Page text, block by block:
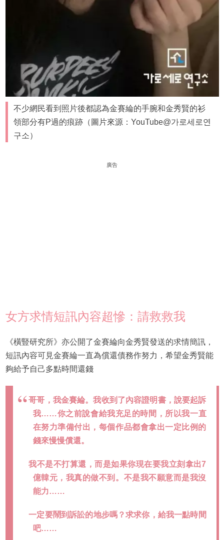
不少網民看到照片後都認為金賽綸的手腕和金秀賢的衫
領部分有P過的痕跡（圖片來源：YouTube@가로세로연
구소）
廣告
女方求情短訊內容超慘：請救救我
《橫豎研究所》亦公開了金賽綸向金秀賢發送的求情簡訊，
短訊內容可見金賽綸一直為償還債務作努力，希望金秀賢能
夠給予自己多點時間還錢
哥哥，我金賽綸。我收到了內容證明書，說要起訴
我……你之前說會給我充足的時間，所以我一直
在努力準備付出，每個作品都會拿出一定比例的
錢來慢慢償還。
我不是不打算還，而是如果你現在要我立刻拿出7
億韓元，我真的做不到。不是我不願意而是我沒
能力……
一定要鬧到訴訟的地步嗎？求求你，給我一點時間
吧……